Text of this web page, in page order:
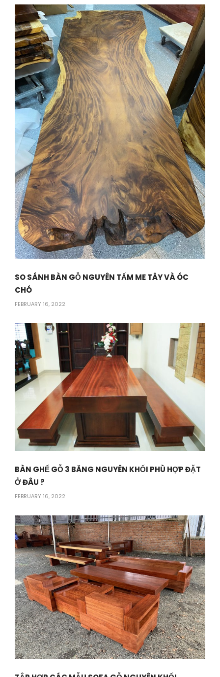
SO SÁNH BÀN GỖ NGUYÊN TẤM ME TÂY VÀ ÓC
CHÓ
FEBRUARY 16, 2022
BÀN GHẾ GỖ 3 BĂNG NGUYÊN KHỐI PHÙ HỢP ĐẶT
Ở ĐÂU ?
FEBRUARY 16, 2022